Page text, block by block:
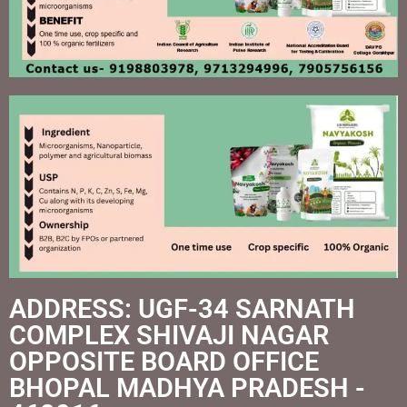
ADDRESS: UGF-34 SARNATH
COMPLEX SHIVAJI NAGAR
OPPOSITE BOARD OFFICE
BHOPAL MADHYA PRADESH -